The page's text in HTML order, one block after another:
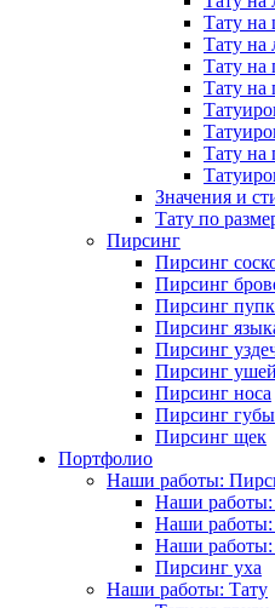
Тату на
Тату на
Тату на
Тату на
Тату на
Значения и
Тату по
Пирсинг
Пирсинг
Пирсинг
Пирсинг
Пирсинг
Пирсинг
Пирсинг ушей
Пирсинг носа
Пирсинг губы
Пирсинг щек
Портфолио
Наши работы:
Наши работы:
Наши
Наши работы:
Пирсинг уха
Наши работы: Тату